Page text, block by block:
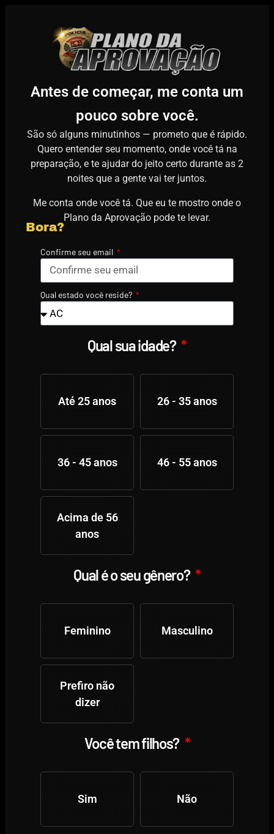
Antes de começar, me conta um
pouco sobre você.
São só alguns minutinhos — prometo que é rápido.
Quero entender seu momento, onde você tá na
preparação, e te ajudar do jeito certo durante as 2
noites que a gente vai ter juntos.
Me conta onde você tá. Que eu te mostro onde o
Plano da Aprovação pode te levar.
Bora?
Confirme seu email
Qual estado você reside?
Qual sua idade?
Até 25 anos 26 - 35 anos
36 - 45 anos 46 - 55 anos
Acima de 56
anos
Qual é o seu gênero?
Feminino Masculino
Prefiro não
dizer
Você tem filhos?
Sim Não